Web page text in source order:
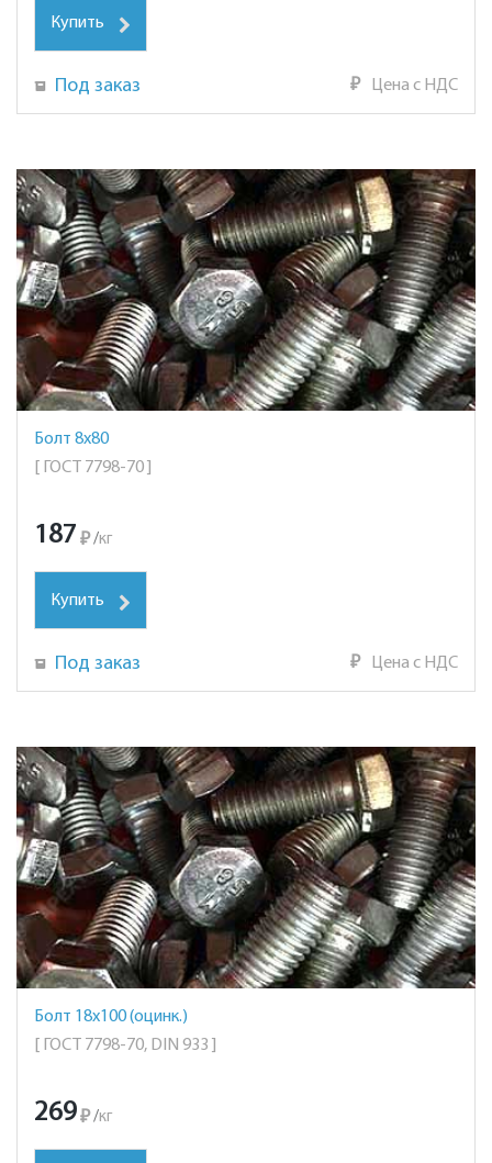
Купить
Под заказ ₽ Цена с НДС
Болт 8х80
[ ГОСТ 7798-70 ]
187 ₽ /кг
Купить
Под заказ ₽ Цена с НДС
Болт 18х100 (оцинк.)
[ ГОСТ 7798-70, DIN 933 ]
269₽ /кг